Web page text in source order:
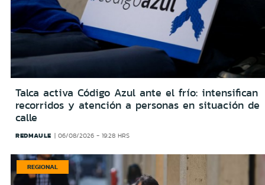
Talca activa Código Azul ante el frío: intensifican
recorridos y atención a personas en situación de
calle
REDMAULE 06/08/2026 - 19:28 HRS
REGIONAL